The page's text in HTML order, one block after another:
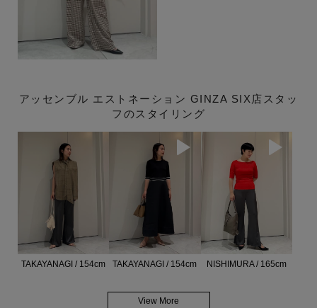
アッセンブル エストネーション GINZA SIX店スタッ
フのスタイリング
TAKAYANAGI / 154cm TAKAYANAGI / 154cm NISHIMURA / 165cm
View More